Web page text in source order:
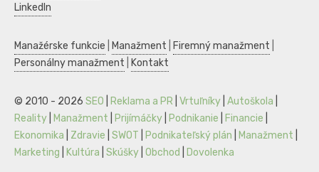
LinkedIn
Manažérske funkcie Manažment Firemný manažment
Personálny manažment
Kontakt
© 2010 - 2026 SEO Reklama a PR Vrtuľníky Autoškola
Reality
Manažment Prijímáčky Podnikanie Financie
Ekonomika
Zdravie SWOT Podnikateľský plán Manažment
Marketing
Kultúra Skúšky Obchod Dovolenka